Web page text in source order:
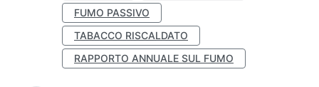
FUMO PASSIVO
TABACCO RISCALDATO
RAPPORTO ANNUALE SUL FUMO